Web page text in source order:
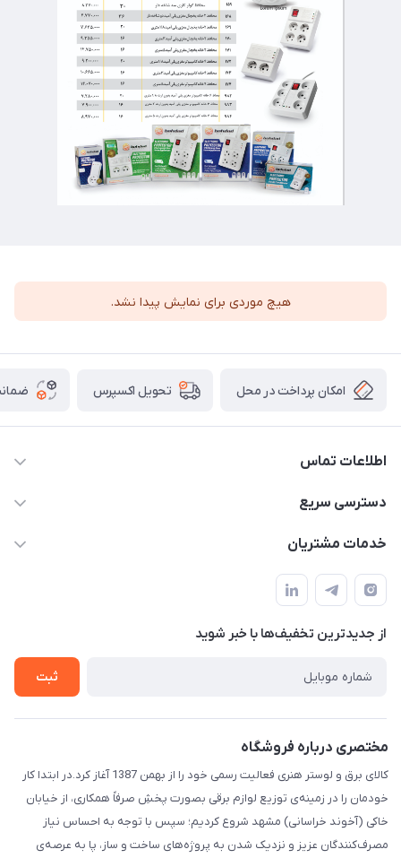
هیچ موردی برای نمایش پیدا نشد.
امکان پرداخت در محل تحویل اکسپرس
اطلاعات تماس
۰۵۱-۳۵۱۴۸۰۰۰
دسترسی سریع
حساب کاربری
لیست محصولات
درباره ما
خدمات مشتریان
سامانه پیگیری مرسولات اداره پست
سوالات متداول
قوانین و مقررات
حریم خصوصی
از جدید‌ترین تخفیف‌ها با‌ خبر شوید
ثبت
مختصری درباره فروشگاه
کالای برق و لوستر هنری فعالیت رسمی خود را از بهمن 1387 آغاز کرد.در ابتدا کار
خودمان را در زمینه‌ی توزیع لوازم برقی بصورت پخشِ صرفاً همکاری، از خیابان
خاکی (آخوند خراسانی) مشهد شروع کردیم؛ سپس با توجه به احساس نیاز
مصرف‌کنندگان عزیز و نزدیک شدن به پروژه‌های ساخت و ساز، پا به عرصه‌ی